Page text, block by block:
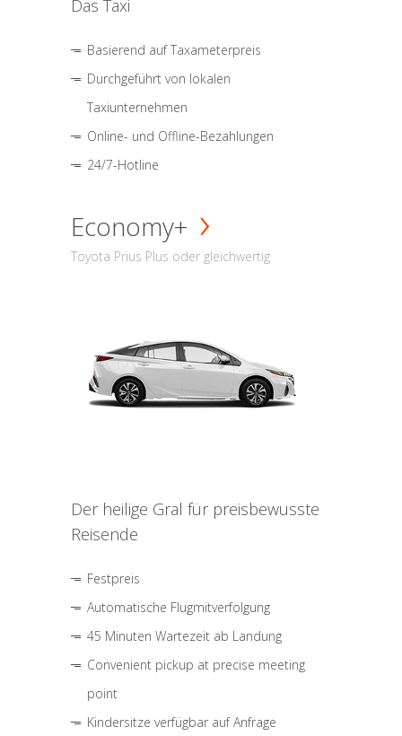
Das Taxi
Basierend auf Taxameterpreis
Durchgeführt von lokalen
Taxiunternehmen
Online- und Offline-Bezahlungen
24/7-Hotline
Economy+
Toyota Prius Plus oder gleichwertig
Der heilige Gral für preisbewusste
Reisende
Festpreis
Automatische Flugmitverfolgung
45 Minuten Wartezeit ab Landung
Convenient pickup at precise meeting
point
Kindersitze verfügbar auf Anfrage